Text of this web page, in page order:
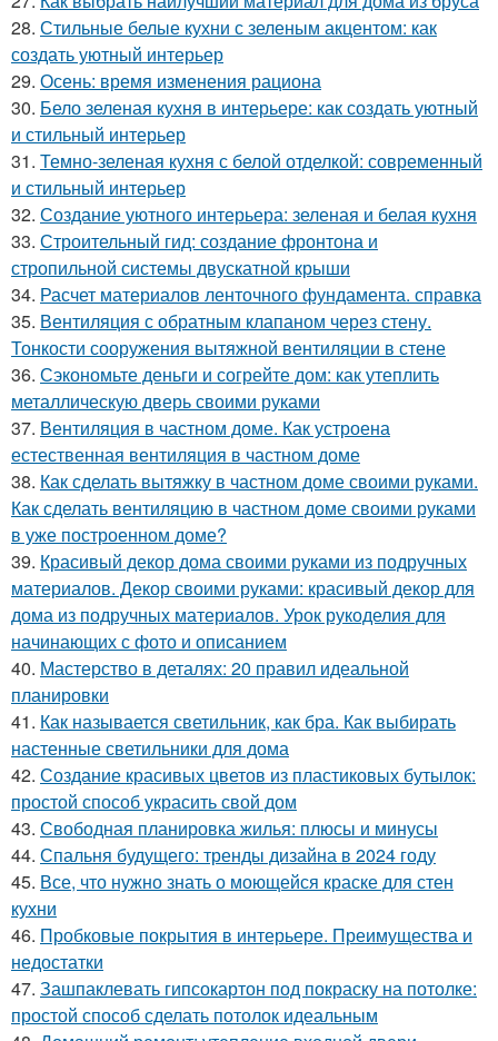
28. Стильные белые кухни с зеленым акцентом: как
создать уютный интерьер
29. Осень: время изменения рациона
30. Бело зеленая кухня в интерьере: как создать уютный
и стильный интерьер
31. Темно-зеленая кухня с белой отделкой: современный
и стильный интерьер
32. Создание уютного интерьера: зеленая и белая кухня
33. Строительный гид: создание фронтона и
стропильной системы двускатной крыши
34. Расчет материалов ленточного фундамента. справка
35. Вентиляция с обратным клапаном через стену.
Тонкости сооружения вытяжной вентиляции в стене
36. Сэкономьте деньги и согрейте дом: как утеплить
металлическую дверь своими руками
37. Вентиляция в частном доме. Как устроена
естественная вентиляция в частном доме
38. Как сделать вытяжку в частном доме своими руками.
Как сделать вентиляцию в частном доме своими руками
в уже построенном доме?
39. Красивый декор дома своими руками из подручных
материалов. Декор своими руками: красивый декор для
дома из подручных материалов. Урок рукоделия для
начинающих с фото и описанием
40. Мастерство в деталях: 20 правил идеальной
планировки
41. Как называется светильник, как бра. Как выбирать
настенные светильники для дома
42. Создание красивых цветов из пластиковых бутылок:
простой способ украсить свой дом
43. Свободная планировка жилья: плюсы и минусы
44. Спальня будущего: тренды дизайна в 2024 году
45. Все, что нужно знать о моющейся краске для стен
кухни
46. Пробковые покрытия в интерьере. Преимущества и
недостатки
47. Зашпаклевать гипсокартон под покраску на потолке:
простой способ сделать потолок идеальным